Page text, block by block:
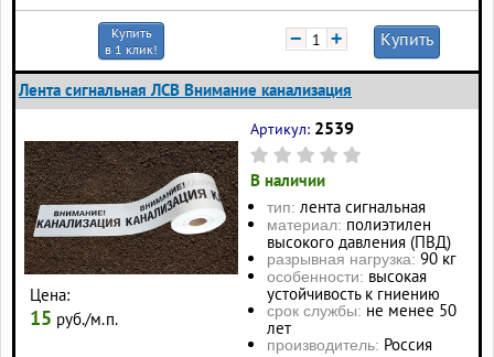
Купить
в 1 клик!
− + Купить
Лента сигнальная ЛСВ Внимание канализация
Цена:
15 руб./м.п.
Артикул: 2539
В наличии
тип: лента сигнальная
материал: полиэтилен
высокого давления (ПВД)
разрывная нагрузка: 90 кг
особенности: высокая
устойчивость к гниению
срок службы: не менее 50
лет
производитель: Россия